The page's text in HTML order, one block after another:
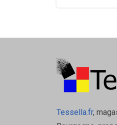
Tessella.fr,